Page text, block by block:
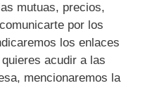
mutuas, precios,
por los
los enlaces
acudir a las
mencionaremos la